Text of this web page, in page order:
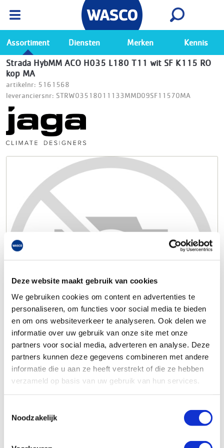
Deze website maakt gebruik van cookies
We gebruiken cookies om content en advertenties te
personaliseren, om functies voor social media te bieden
en om ons websiteverkeer te analyseren. Ook delen we
informatie over uw gebruik van onze site met onze
partners voor social media, adverteren en analyse. Deze
partners kunnen deze gegevens combineren met andere
informatie die u aan ze heeft verstrekt of die ze hebben
verzameld op basis van uw gebruik van hun services.
Noodzakelijk
Ga naar de Wasco app
Bekijk
Assortiment Diensten Merken Kennis
Strada HybMM ACO H035 L180 T11 wit SF K115 RO
kop MA
artikelnr: 5161568
leveranciersnr: STRW03518011133MMD09SF11570MA